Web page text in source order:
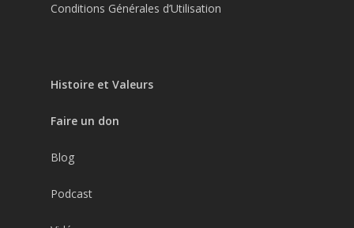
Conditions Générales d’Utilisation
Histoire et Valeurs
Faire un don
Blog
Podcast